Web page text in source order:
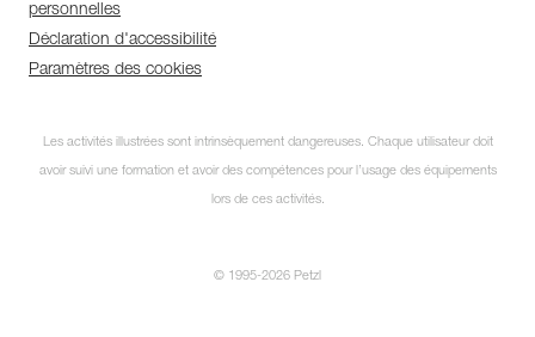
personnelles
Déclaration d'accessibilité
Paramètres des cookies
Les activités illustrées sont intrinsèquement dangereuses. Chaque utilisateur doit
avoir suivi une formation et avoir des compétences pour l’usage des équipements
lors de ces activités.
© 1995-2026 Petzl